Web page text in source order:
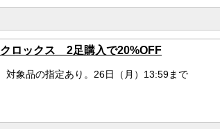
クロックス 2足購入で20%OFF
対象品の指定あり。26日（月）13:59まで